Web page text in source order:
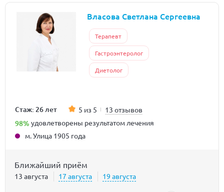
Власова Светлана Сергеевна
Терапевт
Гастроэнтеролог
Диетолог
Стаж: 26 лет 5 из 5 13 отзывов
98% удовлетворены результатом лечения
м. Улица 1905 года
Ближайший приём
13 августа 17 августа 19 августа